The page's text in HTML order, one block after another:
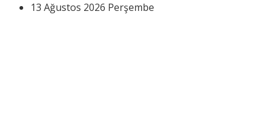
13 Ağustos 2026 Perşembe